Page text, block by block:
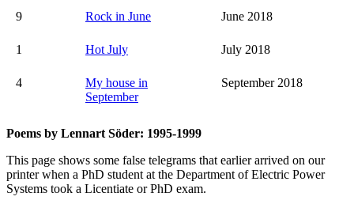
9 Rock in June June 2018
1 Hot July July 2018
4
My house in
September
September 2018
Poems by Lennart Söder: 1995-1999
This page shows some false telegrams that earlier arrived on our
printer when a PhD student at the Department of Electric Power
Systems took a Licentiate or PhD exam.